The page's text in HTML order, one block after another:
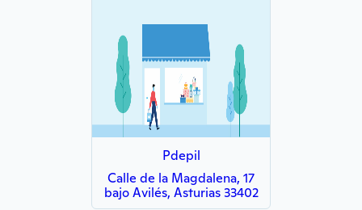
Pdepil
Calle de la Magdalena, 17
bajo Avilés, Asturias 33402